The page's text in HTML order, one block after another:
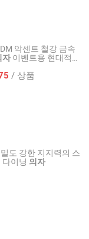
악센트 철강 금속
자 이벤트용 현대적인
/ 상품
Co., Ltd.
도 강한 지지력의 스
이닝 의자